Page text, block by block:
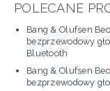
POLECANE
Bang & Olufsen
bezprzewodowy
Bluetooth
Bang & Olufsen
bezprzewodowy